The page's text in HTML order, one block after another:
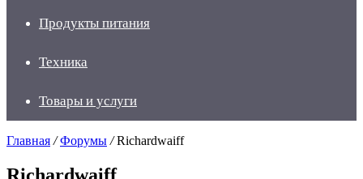
Продукты питания
Техника
Товары и услуги
Главная / Форумы / Richardwaiff